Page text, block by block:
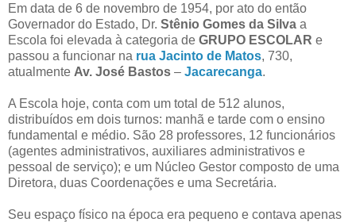
Em data de 6 de novembro de 1954, por ato do então
Governador do Estado, Dr. Stênio Gomes da Silva a
Escola foi elevada à categoria de GRUPO ESCOLAR e
passou a funcionar na rua Jacinto de Matos, 730,
atualmente Av. José Bastos – Jacarecanga.
A Escola hoje, conta com um total de 512 alunos,
distribuídos em dois turnos: manhã e tarde com o ensino
fundamental e médio. São 28 professores, 12 funcionários
(agentes administrativos, auxiliares administrativos e
pessoal de serviço); e um Núcleo Gestor composto de uma
Diretora, duas Coordenações e uma Secretária.
Seu espaço físico na época era pequeno e contava apenas